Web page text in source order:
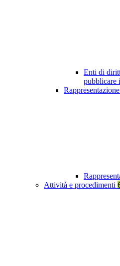
Enti di
pubblicare
Attività e procedimenti